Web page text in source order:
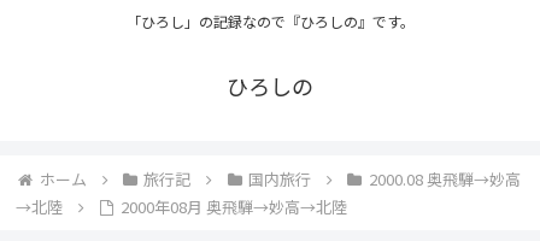
「ひろし」の記録なので『ひろしの』です。
ひろしの
ホーム 旅行記 国内旅行
2000.08 奥飛騨→妙高
→北陸
2000年08月 奥飛騨→妙高→北陸